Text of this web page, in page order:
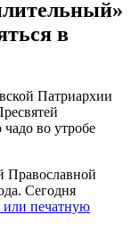
в
Патриархии
во утробе
Православной
Сегодня
или печатную